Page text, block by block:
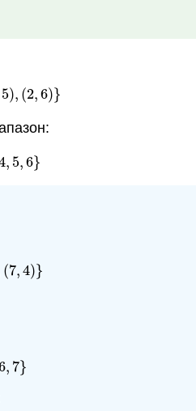
5), (2, 6)}
),(2,6) }
, 5,6}
,5,6}
(7,4)}
,4)}
, 7}
}